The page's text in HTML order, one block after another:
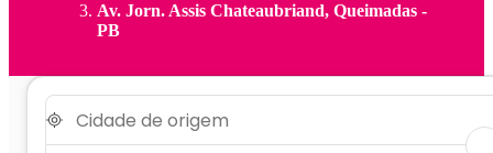
Av. Jorn. Assis Chateaubriand, Queimadas -
PB